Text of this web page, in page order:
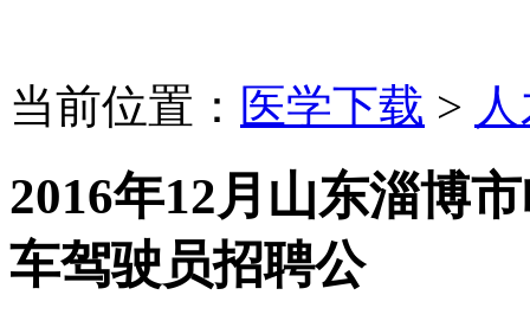
当前位置： 医学下载 >
2016年12月山东淄博
车驾驶员招聘公